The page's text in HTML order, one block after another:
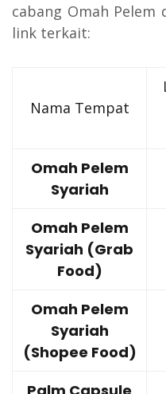
cabang Omah Pelem
link terkait:
Nama Tempat
Omah Pelem
Syariah
Omah Pelem
Syariah (Grab
Food)
Omah Pelem
Syariah
(Shopee Food)